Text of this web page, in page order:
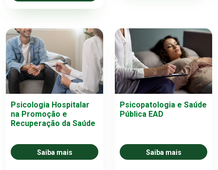
Psicologia Hospitalar
na Promoção e
Recuperação da Saúde
Saiba mais
Psicopatologia e Saúde
Pública EAD
Saiba mais